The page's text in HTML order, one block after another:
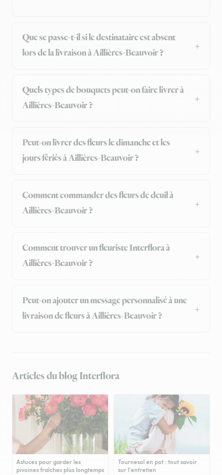
Que se passe-t-il si le destinataire est absent
lors de la livraison à Aillières-Beauvoir ?
Quels types de bouquets peut-on faire livrer à
Aillières-Beauvoir ?
Peut-on livrer des fleurs le dimanche et les
jours fériés à Aillières-Beauvoir ?
Comment commander des fleurs de deuil à
Aillières-Beauvoir ?
Comment trouver un fleuriste Interflora à
Aillières-Beauvoir ?
Peut-on ajouter un message personnalisé à une
livraison de fleurs à Aillières-Beauvoir ?
Articles du blog Interflora
Astuces pour garder les
pivoines fraîches plus longtemps
Tournesol en pot : tout savoir
sur l'entretien